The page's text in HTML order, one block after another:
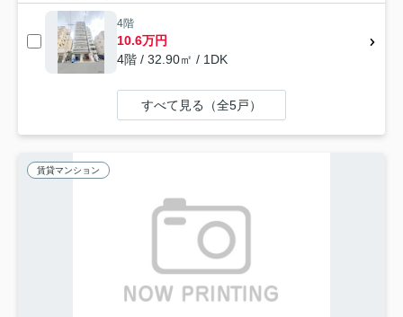
4階
10.6万円
4階 / 32.90㎡ / 1DK
すべて見る（全5戸）
賃貸マンション